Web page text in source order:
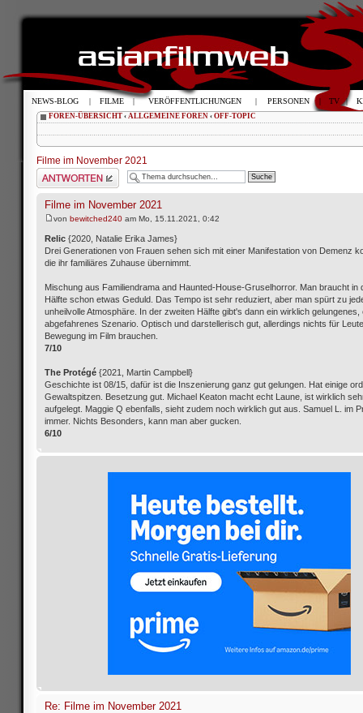
FOREN-ÜBERSICHT ‹ ALLGEMEINE FOREN ‹ OFF-TOPIC
Filme im November 2021
Antwort schreiben
Filme im November 2021
von bewitched240 am Mo, 15.11.2021, 0:42
Relic {2020, Natalie Erika James}
Drei Generationen von Frauen sehen sich mit einer Manifestation von Demenz
die ihr familiäres Zuhause übernimmt.
Mischung aus Familiendrama and Haunted-House-Gruselhorror. Man braucht in
Hälfte schon etwas Geduld. Das Tempo ist sehr reduziert, aber man spürt zu
unheilvolle Atmosphäre. In der zweiten Hälfte gibt's dann ein wirklich gelungenes,
abgefahrenes Szenario. Optisch und darstellerisch gut, allerdings nichts für
Bewegung im Film brauchen.
7/10
The Protégé {2021, Martin Campbell}
Geschichte ist 08/15, dafür ist die Inszenierung ganz gut gelungen. Hat einige
Gewaltspitzen. Besetzung gut. Michael Keaton macht echt Laune, ist wirklich
aufgelegt. Maggie Q ebenfalls, sieht zudem noch wirklich gut aus. Samuel L. im
immer. Nichts Besonders, kann man aber gucken.
6/10
Re: Filme im November 2021
NEWS-BLOG | FILME | VERÖFFENTLICHUNGEN | PERSONEN | TV |